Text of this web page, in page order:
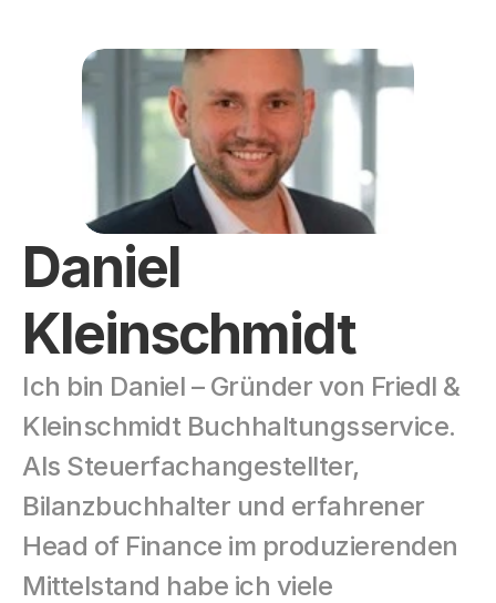
Daniel
Kleinschmidt
Ich bin Daniel – Gründer von Friedl &
Kleinschmidt Buchhaltungsservice.
Als Steuerfachangestellter,
Bilanzbuchhalter und erfahrener
Head of Finance im produzierenden
Mittelstand habe ich viele